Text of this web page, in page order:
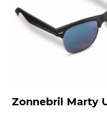
Zonnebril Marty